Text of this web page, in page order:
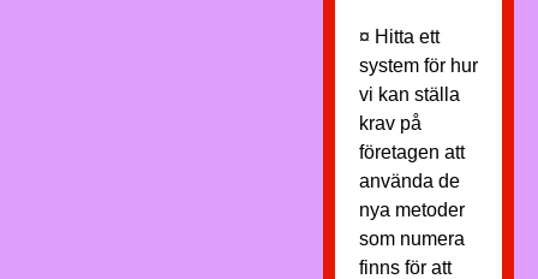
¤ Hitta ett
system för hur
vi kan ställa
krav på
företagen att
använda de
nya metoder
som numera
finns för att